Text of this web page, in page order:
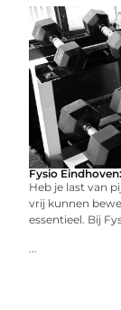
Fysio
Heb je last van
vrij kunnen
essentieel. Bij
...